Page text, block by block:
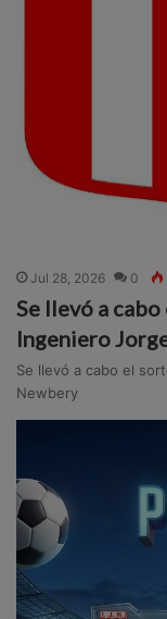
Jul 28, 2026 0
Se llevó a
Ingeniero
Se llevó a cabo el
Newbery